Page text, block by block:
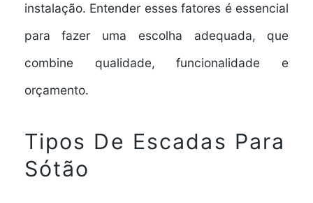
instalação. Entender esses fatores é essencial
para fazer uma escolha adequada, que
combine qualidade, funcionalidade e
orçamento.
Tipos De Escadas Para
Sótão